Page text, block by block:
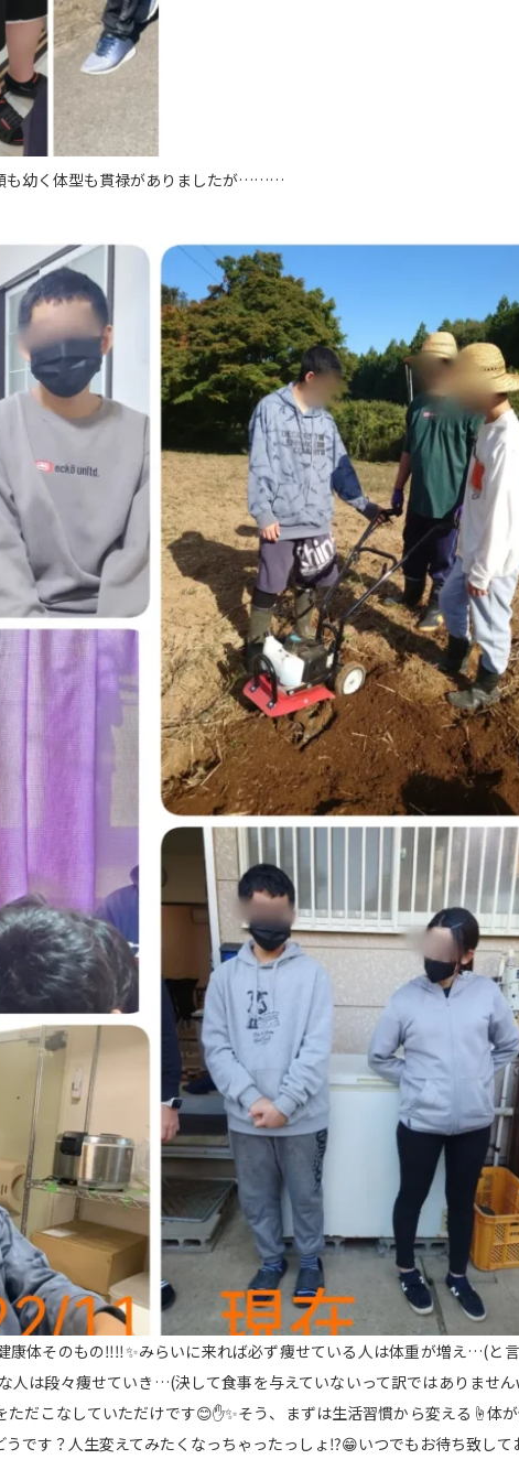
も幼く体型も貫禄がありましたが………
康体そのもの‼️‼️✨みらいに来れば必ず痩せている人は体重が増え…(と
人は段々痩せていき…(決して食事を与えていないって訳ではありませ
ただこなしていただけです😊✋✨そう、まずは生活習慣から変える☝️体
です？人生変えてみたくなっちゃったっしょ⁉️😁いつでもお待ち致して